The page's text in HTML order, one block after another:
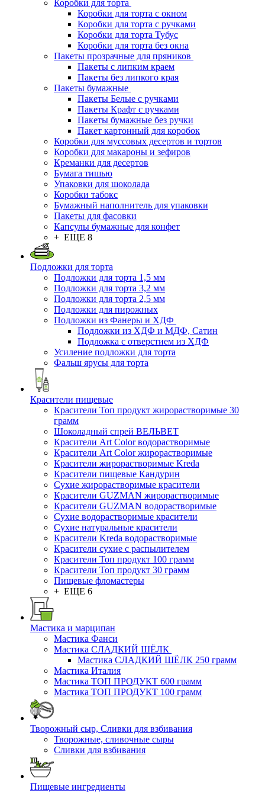
Коробки для торта
Коробки для торта с окном
Коробки для торта с ручками
Коробки для торта Тубус
Коробки для торта без окна
Пакеты прозрачные для пряников
Пакеты с липким краем
Пакеты без липкого края
Пакеты бумажные
Пакеты Белые с ручками
Пакеты Крафт с ручками
Пакеты бумажные без ручки
Пакет картонный для коробок
Коробки для муссовых десертов и тортов
Коробки для макароны и зефиров
Креманки для десертов
Бумага тишью
Упаковки для шоколада
Коробки табокс
Бумажный наполнитель для упаковки
Пакеты для фасовки
Капсулы бумажные для конфет
+ ЕЩЕ 8
Подложки для торта
Подложки для торта 1,5 мм
Подложки для торта 3,2 мм
Подложки для торта 2,5 мм
Подложки для пирожных
Подложки из Фанеры и ХДФ
Подложки из ХДФ и МДФ, Сатин
Подложка с отверстием из ХДФ
Усиление подложки для торта
Фальш ярусы для торта
Красители пищевые
Красители Топ продукт жирорастворимые 30
грамм
Шоколадный спрей ВЕЛЬВЕТ
Красители Art Color водорастворимые
Красители Art Color жирорастворимые
Красители жирорастворимые Kreda
Красители пищевые Кандурин
Сухие жирорастворимые красители
Красители GUZMAN жирорастворимые
Красители GUZMAN водорастворимые
Сухие водорастворимые красители
Сухие натуральные красители
Красители Kreda водорастворимые
Красители сухие с распылителем
Красители Топ продукт 100 грамм
Красители Топ продукт 30 грамм
Пищевые фломастеры
+ ЕЩЕ 6
Мастика и марципан
Мастика Фанси
Мастика СЛАДКИЙ ШЁЛК
Мастика СЛАДКИЙ ШЁЛК 250 грамм
Мастика Италия
Мастика ТОП ПРОДУКТ 600 грамм
Мастика ТОП ПРОДУКТ 100 грамм
Творожный сыр, Сливки для взбивания
Творожные, сливочные сыры
Сливки для взбивания
Пищевые ингредиенты